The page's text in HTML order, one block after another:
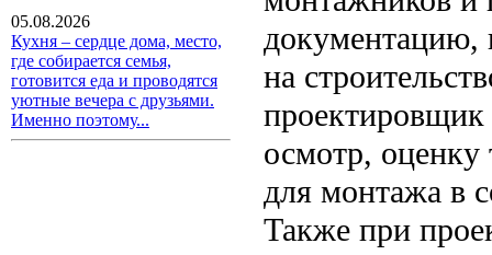
05.08.2026
Кухня – сердце дома, место,
где собирается семья,
готовится еда и проводятся
уютные вечера с друзьями.
Именно поэтому...
документацию,
на
проектировщик
осмотр, оценку
для монтажа в
Также при